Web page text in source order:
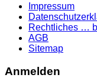
Impressum
Rechtliches …
AGB
Sitemap
Anmelden